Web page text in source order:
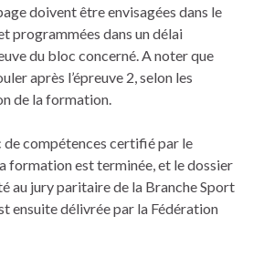
doivent être envisagées dans le
programmées dans un délai
du bloc concerné. A noter que
après l’épreuve 2, selon les
de la formation.
compétences certifié par le
formation est terminée, et le dossier
au jury paritaire de la Branche Sport
ensuite délivrée par la Fédération